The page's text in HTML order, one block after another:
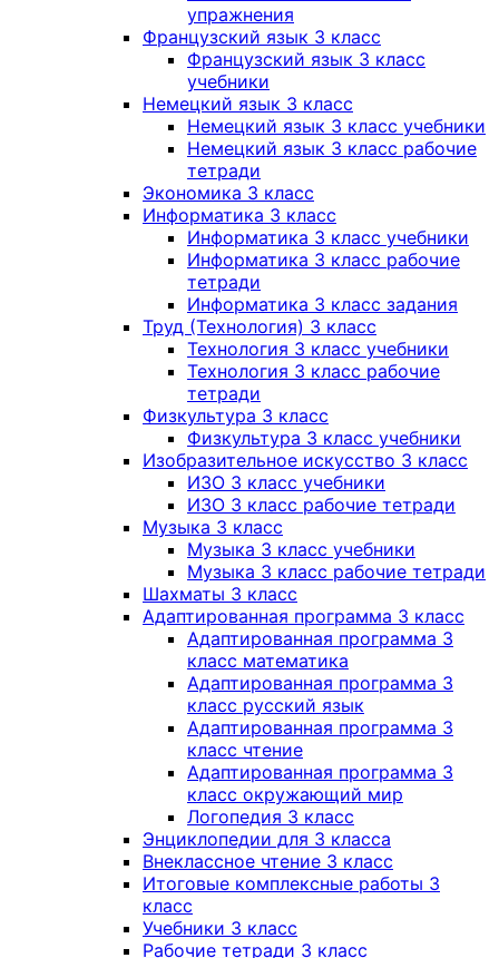
упражнения
Французский язык 3 класс
Французский язык 3 класс
учебники
Немецкий язык 3 класс
Немецкий язык 3 класс учебники
Немецкий язык 3 класс рабочие
тетради
Экономика 3 класс
Информатика 3 класс
Информатика 3 класс учебники
Информатика 3 класс рабочие
тетради
Информатика 3 класс задания
Труд (Технология) 3 класс
Технология 3 класс учебники
Технология 3 класс рабочие
тетради
Физкультура 3 класс
Физкультура 3 класс учебники
Изобразительное искусство 3 класс
ИЗО 3 класс учебники
ИЗО 3 класс рабочие тетради
Музыка 3 класс
Музыка 3 класс учебники
Музыка 3 класс рабочие тетради
Шахматы 3 класс
Адаптированная программа 3 класс
Адаптированная программа 3
класс математика
Адаптированная программа 3
класс русский язык
Адаптированная программа 3
класс чтение
Адаптированная программа 3
класс окружающий мир
Логопедия 3 класс
Энциклопедии для 3 класса
Внеклассное чтение 3 класс
Итоговые комплексные работы 3
класс
Учебники 3 класс
Рабочие тетради 3 класс